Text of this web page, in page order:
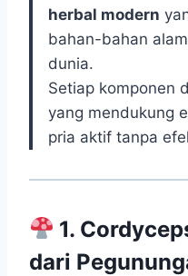
herbal modern
bahan-bahan
dunia.
Setiap komponen
yang mendukung
pria aktif tanpa
1.
dari